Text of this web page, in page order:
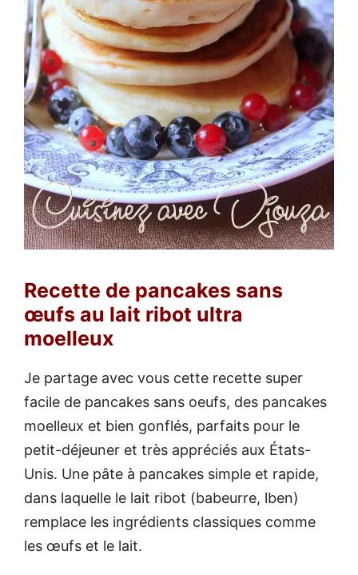
Recette de pancakes sans
œufs au lait ribot ultra
moelleux
Je partage avec vous cette recette super
facile de pancakes sans oeufs, des pancakes
moelleux et bien gonflés, parfaits pour le
petit-déjeuner et très appréciés aux États-
Unis. Une pâte à pancakes simple et rapide,
dans laquelle le lait ribot (babeurre, lben)
remplace les ingrédients classiques comme
les œufs et le lait.